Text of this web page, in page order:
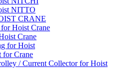
NITTO
CRANE
Hoist Crane
Crane
for Hoist
for Crane
/ Current Collector for Hoist